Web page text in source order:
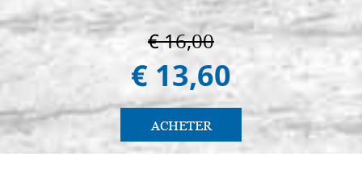
€ 16,00
€ 13,60
ACHETER